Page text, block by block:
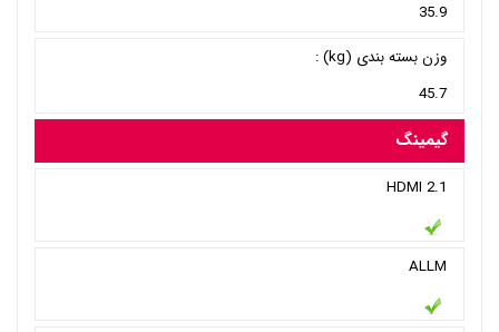
35.9
وزن بسته بندی (kg) :
45.7
گیمینگ
HDMI 2.1
ALLM